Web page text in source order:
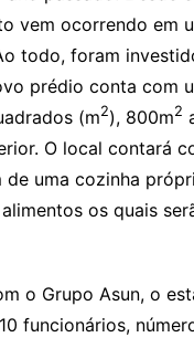
vem ocorrendo em
todo, foram
prédio conta com
(m2), 800m2
O local contará
de uma cozinha
os quais
o Grupo Asun, o
funcionários,